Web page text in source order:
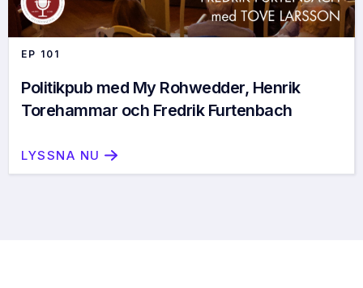
EP 101
Politikpub med My Rohwedder, Henrik
Torehammar och Fredrik Furtenbach
LYSSNA NU